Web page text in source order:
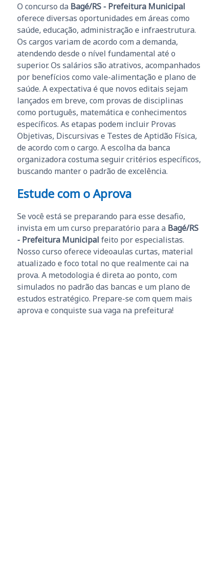
O concurso da Bagé/RS - Prefeitura Municipal
oferece diversas oportunidades em áreas como
saúde, educação, administração e infraestrutura.
Os cargos variam de acordo com a demanda,
atendendo desde o nível fundamental até o
superior. Os salários são atrativos, acompanhados
por benefícios como vale-alimentação e plano de
saúde. A expectativa é que novos editais sejam
lançados em breve, com provas de disciplinas
como português, matemática e conhecimentos
específicos. As etapas podem incluir Provas
Objetivas, Discursivas e Testes de Aptidão Física,
de acordo com o cargo. A escolha da banca
organizadora costuma seguir critérios específicos,
buscando manter o padrão de excelência.
Estude com o Aprova
Se você está se preparando para esse desafio,
invista em um curso preparatório para a Bagé/RS
- Prefeitura Municipal feito por especialistas.
Nosso curso oferece videoaulas curtas, material
atualizado e foco total no que realmente cai na
prova. A metodologia é direta ao ponto, com
simulados no padrão das bancas e um plano de
estudos estratégico. Prepare-se com quem mais
aprova e conquiste sua vaga na prefeitura!